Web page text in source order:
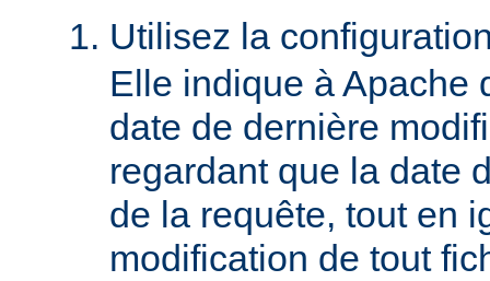
Utilisez la
Elle indique à Apache
date de dernière
regardant que la date
de la requête, tout en
modification de tout